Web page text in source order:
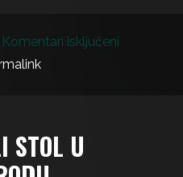
Komentari isključeni
STOL U